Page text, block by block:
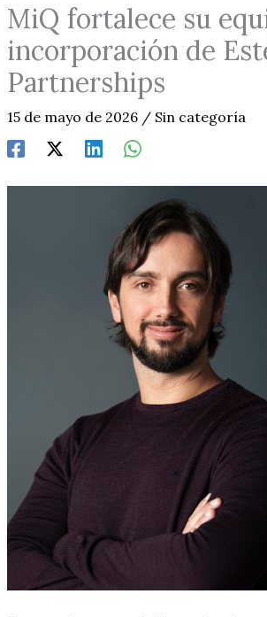
MiQ fortalece su
incorporación de
Partnerships
15 de mayo de 2026 / Sin categoría